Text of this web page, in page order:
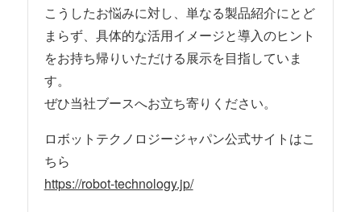
こうしたお悩みに対し、単なる製品紹介にとど
まらず、具体的な活用イメージと導入のヒント
をお持ち帰りいただける展示を目指していま
す。
ぜひ当社ブースへお立ち寄りください。
ロボットテクノロジージャパン公式サイトはこ
ちら
https://robot-technology.jp/